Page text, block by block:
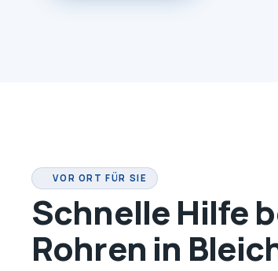
VOR ORT FÜR SIE
Schnelle Hilfe
Rohren in